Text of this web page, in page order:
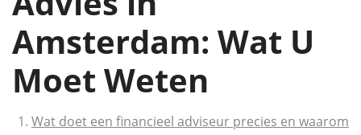
Amsterdam: Wat U
Moet Weten
Wat doet een financieel adviseur precies en waarom